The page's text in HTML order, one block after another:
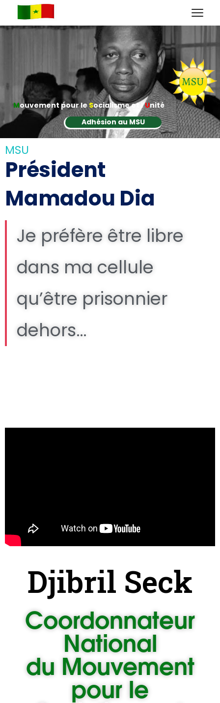
Mouvement pour leSocialisme et l'Unité
Adhésion au MSU
MSU
Président
Mamadou Dia
Je préfère être libre
dans ma cellule
qu’être prisonnier
dehors…
Djibril Seck
Coordonnateur
National
du Mouvement
pour le